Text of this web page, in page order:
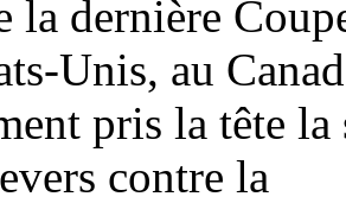
la dernière
Unis, au
pris la tête
contre la